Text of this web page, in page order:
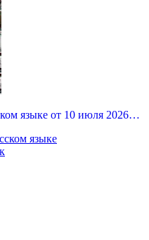
языке от 10 июля 2026…
языке